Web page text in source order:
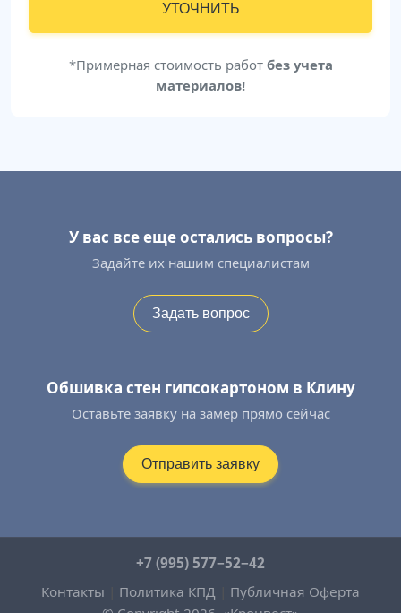
УТОЧНИТЬ
*Примерная стоимость работ без учета
материалов!
У вас все еще остались вопросы?
Задайте их нашим специалистам
Задать вопрос
Обшивка стен гипсокартоном в Клину
Оставьте заявку на замер прямо сейчас
Отправить заявку
+7 (995) 577−52−42
Контакты
Политика КПД Публичная Оферта